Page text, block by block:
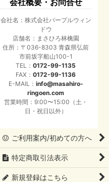
会社概要・お問合せ
会社名：株式会社パープルウィン
ドウ
店舗名：まさひろ林檎園
住所：〒036-8303 青森県弘前
市前坂字船山100-1
TEL：0172-99-1135
FAX：0172-99-1136
E-MAIL： info@masahiro-
ringoen.com
営業時間：9:00〜15:00（土・
日・祝日以外）
ご利用案内/初めての方へ
特定商取引法表示
新規登録はこちら